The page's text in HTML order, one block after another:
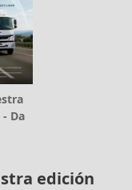
Da
edición